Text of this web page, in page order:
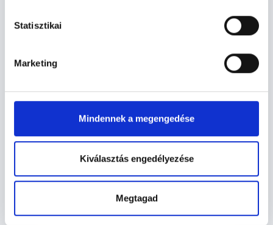
Statisztikai
Marketing
Mindennek a megengedése
Kiválasztás engedélyezése
Megtagad
Endokrinológia
KAPCSOLÓDÓ SZAKTERÜLETEK
Szolgáltatások
Budapesti és vidéki endokrinológus